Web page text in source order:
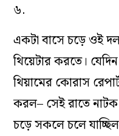
৬.
একটা বাসে চড়ে ওই
থিয়েটার করতে।
থিয়ামের কোরাস
করল– সেই রাতে
চড়ে সকলে চলে